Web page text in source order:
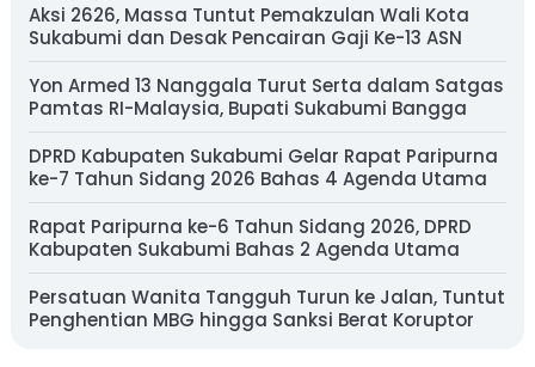
Aksi 2626, Massa Tuntut Pemakzulan Wali Kota
Sukabumi dan Desak Pencairan Gaji Ke-13 ASN
Yon Armed 13 Nanggala Turut Serta dalam Satgas
Pamtas RI-Malaysia, Bupati Sukabumi Bangga
DPRD Kabupaten Sukabumi Gelar Rapat Paripurna
ke-7 Tahun Sidang 2026 Bahas 4 Agenda Utama
Rapat Paripurna ke-6 Tahun Sidang 2026, DPRD
Kabupaten Sukabumi Bahas 2 Agenda Utama
Persatuan Wanita Tangguh Turun ke Jalan, Tuntut
Penghentian MBG hingga Sanksi Berat Koruptor